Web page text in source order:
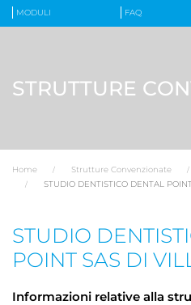
MODULI FAQ
STRUTTURE
Home Strutture Convenzionate
STUDIO DENTISTICO DENTAL
STUDIO
POINT SAS DI
Informazioni relative alla